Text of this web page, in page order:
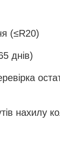
(≤R20)
днів)
нахилу